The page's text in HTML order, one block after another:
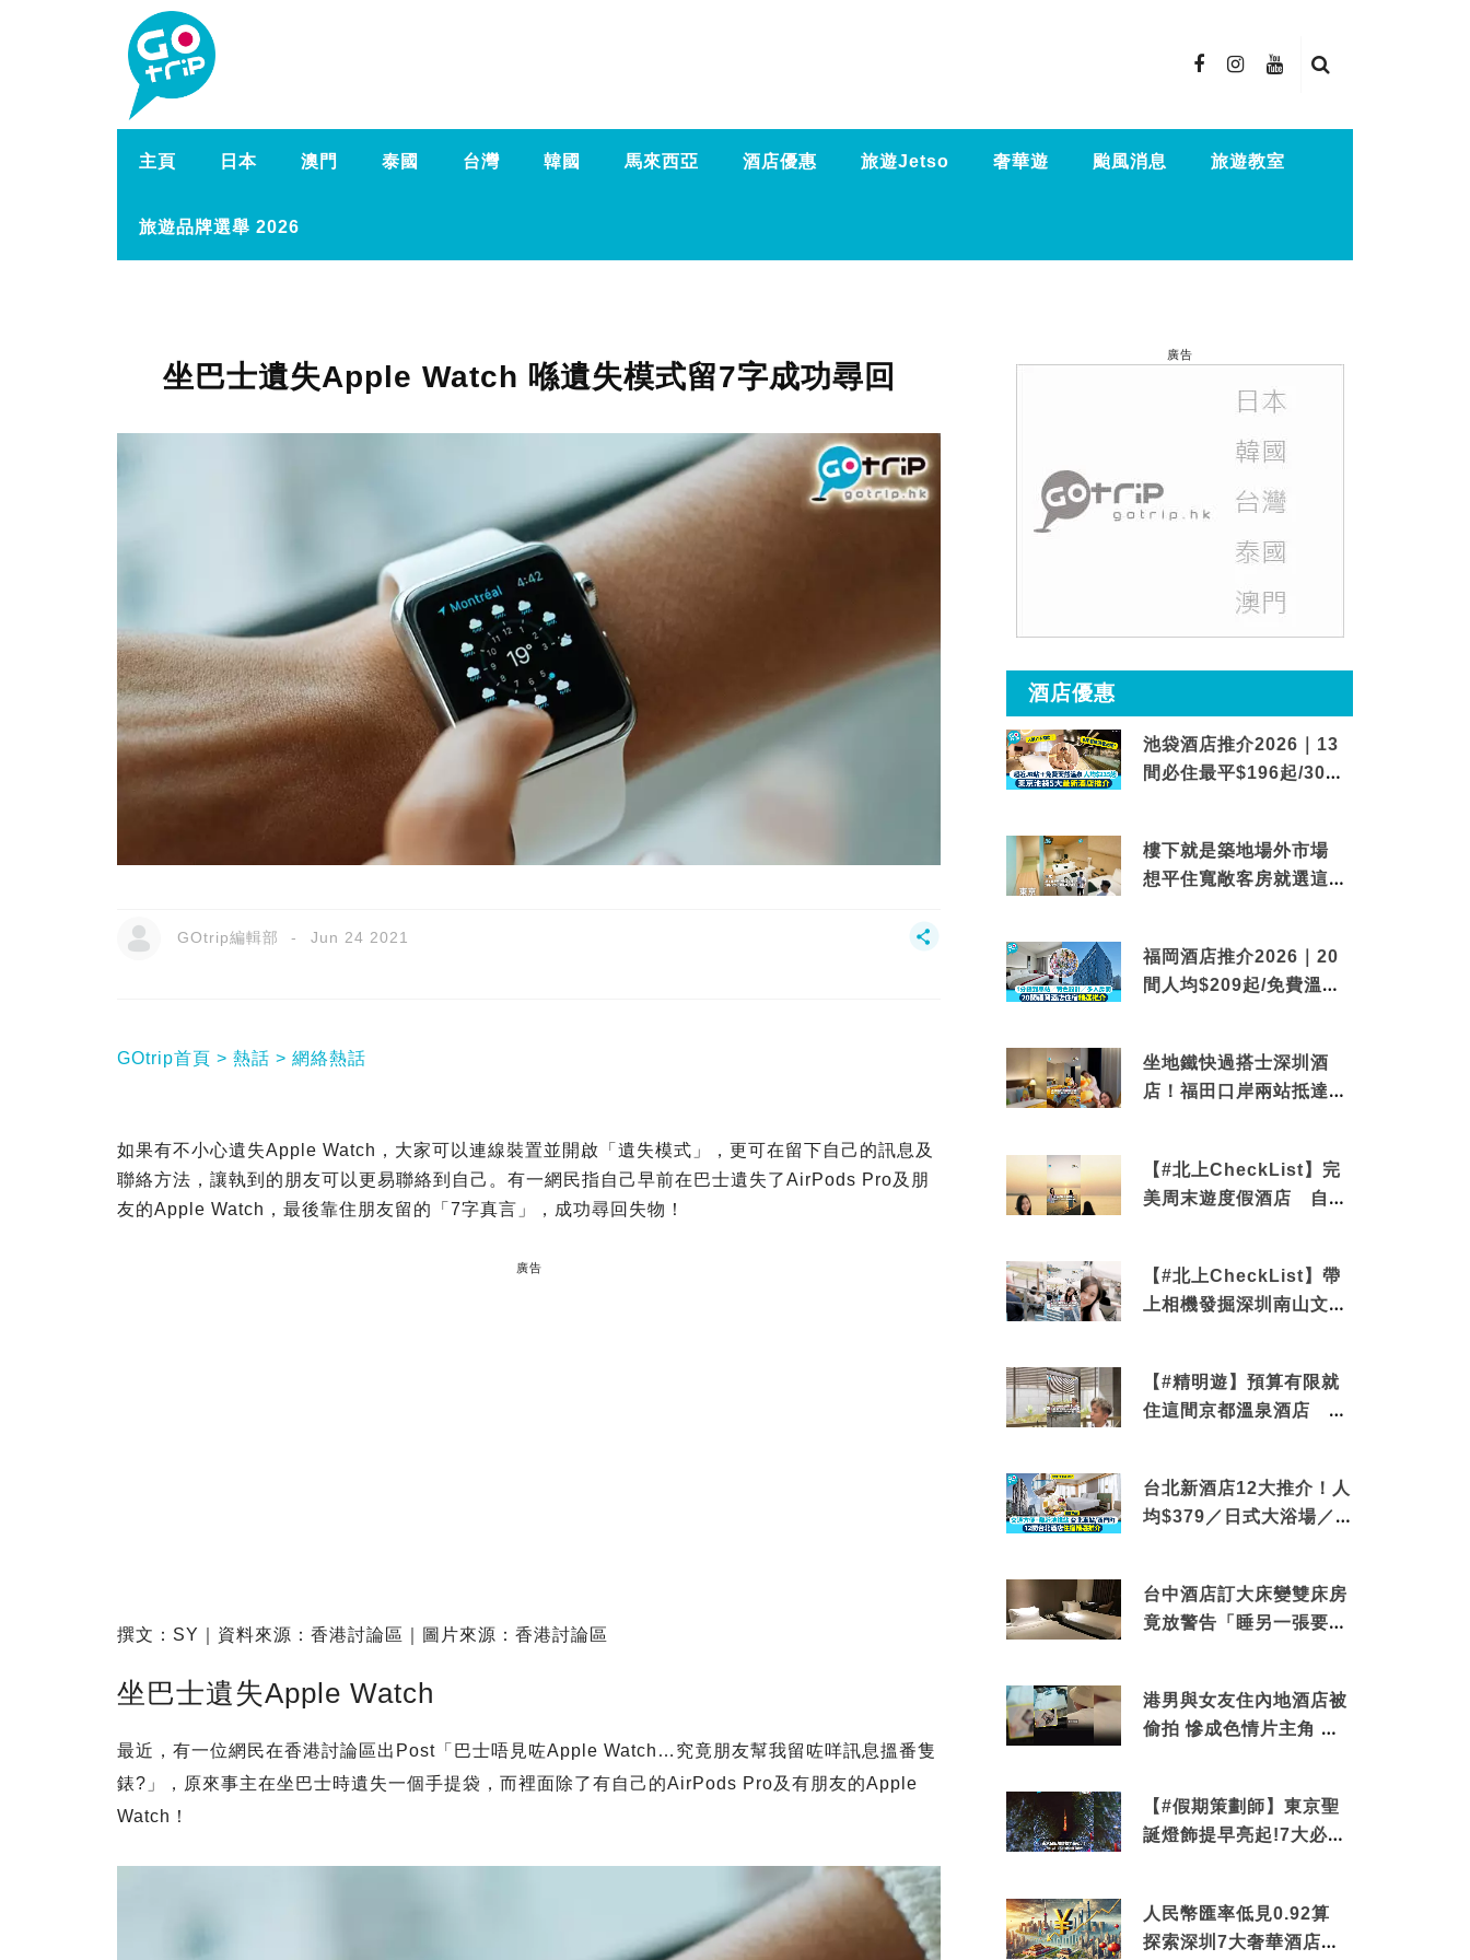
主頁 日本 澳門 泰國 台灣 韓國 馬來西亞 酒店優惠 旅遊Jetso 奢華遊 颱風消息 旅遊教室
旅遊品牌選舉 2026
坐巴士遺失Apple Watch 喺遺失模式留7字成功尋回
GOtrip編輯部 Jun 24 2021
GOtrip首頁 熱話 網絡熱話
如果有不小心遺失Apple Watch，大家可以連線裝置並開啟「遺失模式」，更可在留下自己的訊息及
聯絡方法，讓執到的朋友可以更易聯絡到自己。有一網民指自己早前在巴士遺失了AirPods Pro及朋
友的Apple Watch，最後靠住朋友留的「7字真言」，成功尋回失物！
廣告
撰文：SY｜資料來源：香港討論區｜圖片來源：香港討論區
坐巴士遺失Apple Watch
最近，有一位網民在香港討論區出Post「巴士唔見咗Apple Watch…究竟朋友幫我留咗咩訊息搵番隻
錶?」，原來事主在坐巴士時遺失一個手提袋，而裡面除了有自己的AirPods Pro及有朋友的Apple
Watch！
廣告
酒店優惠
池袋酒店推介2026｜13
間必住最平$196起/30秒
樓下就是築地場外市場
想平住寬敞客房就選這間
福岡酒店推介2026｜20
間人均$209起/免費溫泉/
坐地鐵快過搭士深圳酒
店！福田口岸兩站抵達
【#北上CheckList】完
美周末遊度假酒店 自帶
【#北上CheckList】帶
上相機發掘深圳南山文藝
【#精明遊】預算有限就
住這間京都溫泉酒店 車
台北新酒店12大推介！人
均$379／日式大浴場／1
台中酒店訂大床變雙床房
竟放警告「睡另一張要加
港男與女友住內地酒店被
偷拍 慘成色情片主角 鏡
【#假期策劃師】東京聖
誕燈飾提早亮起!7大必去
人民幣匯率低見0.92算
探索深圳7大奢華酒店體